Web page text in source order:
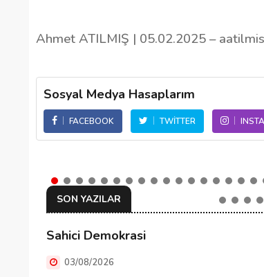
Ahmet ATILMIŞ | 05.02.2025 –
Sosyal Medya Hasaplarım
FACEBOOK TWITTER
SON YAZILAR
Sahici Demokrasi
03/08/2026